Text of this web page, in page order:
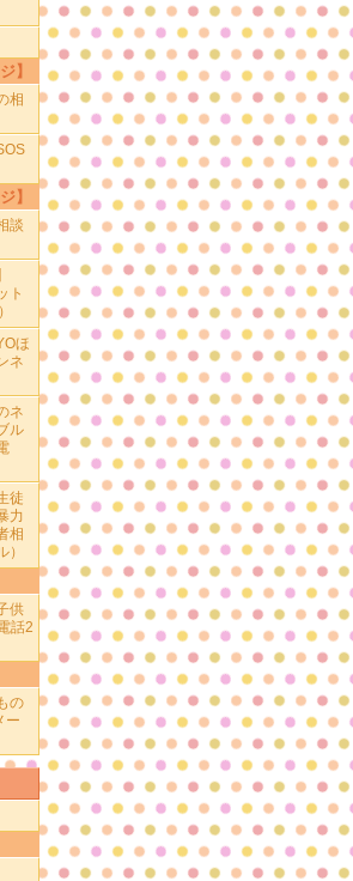
】
相
】
談
ト
ほ
ネ
ネ
ル
徒
力
相
供
話2
の
ー